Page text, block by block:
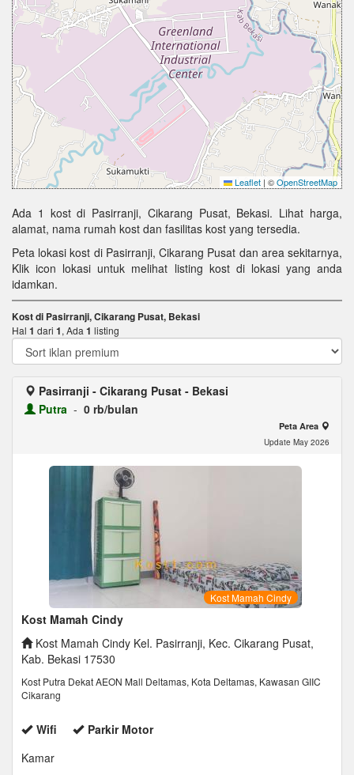
Leaflet | ©OpenStreetMap
Ada 1 kost di Pasirranji, Cikarang Pusat, Bekasi. Lihat harga,
alamat, nama rumah kost dan fasilitas kost yang tersedia.
Peta lokasi kost di Pasirranji, Cikarang Pusat dan area sekitarnya,
Klik icon lokasi untuk melihat listing kost di lokasi yang anda
idamkan.
Kost di Pasirranji, Cikarang Pusat, Bekasi
Hal 1 dari 1, Ada 1 listing
Pasirranji - Cikarang Pusat - Bekasi
Putra - 0 rb/bulan
Peta Area
Update May 2026
Kost Mamah Cindy
Kost Mamah Cindy
Kost Mamah Cindy Kel. Pasirranji, Kec. Cikarang Pusat,
Kab. Bekasi 17530
Kost Putra Dekat AEON Mall Deltamas, Kota Deltamas, Kawasan GIIC
Cikarang
Wifi
Parkir Motor
Kamar